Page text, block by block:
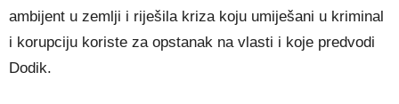
ambijent u zemlji i riješila kriza koju umiješani u kriminal
i korupciju koriste za opstanak na vlasti i koje predvodi
Dodik.